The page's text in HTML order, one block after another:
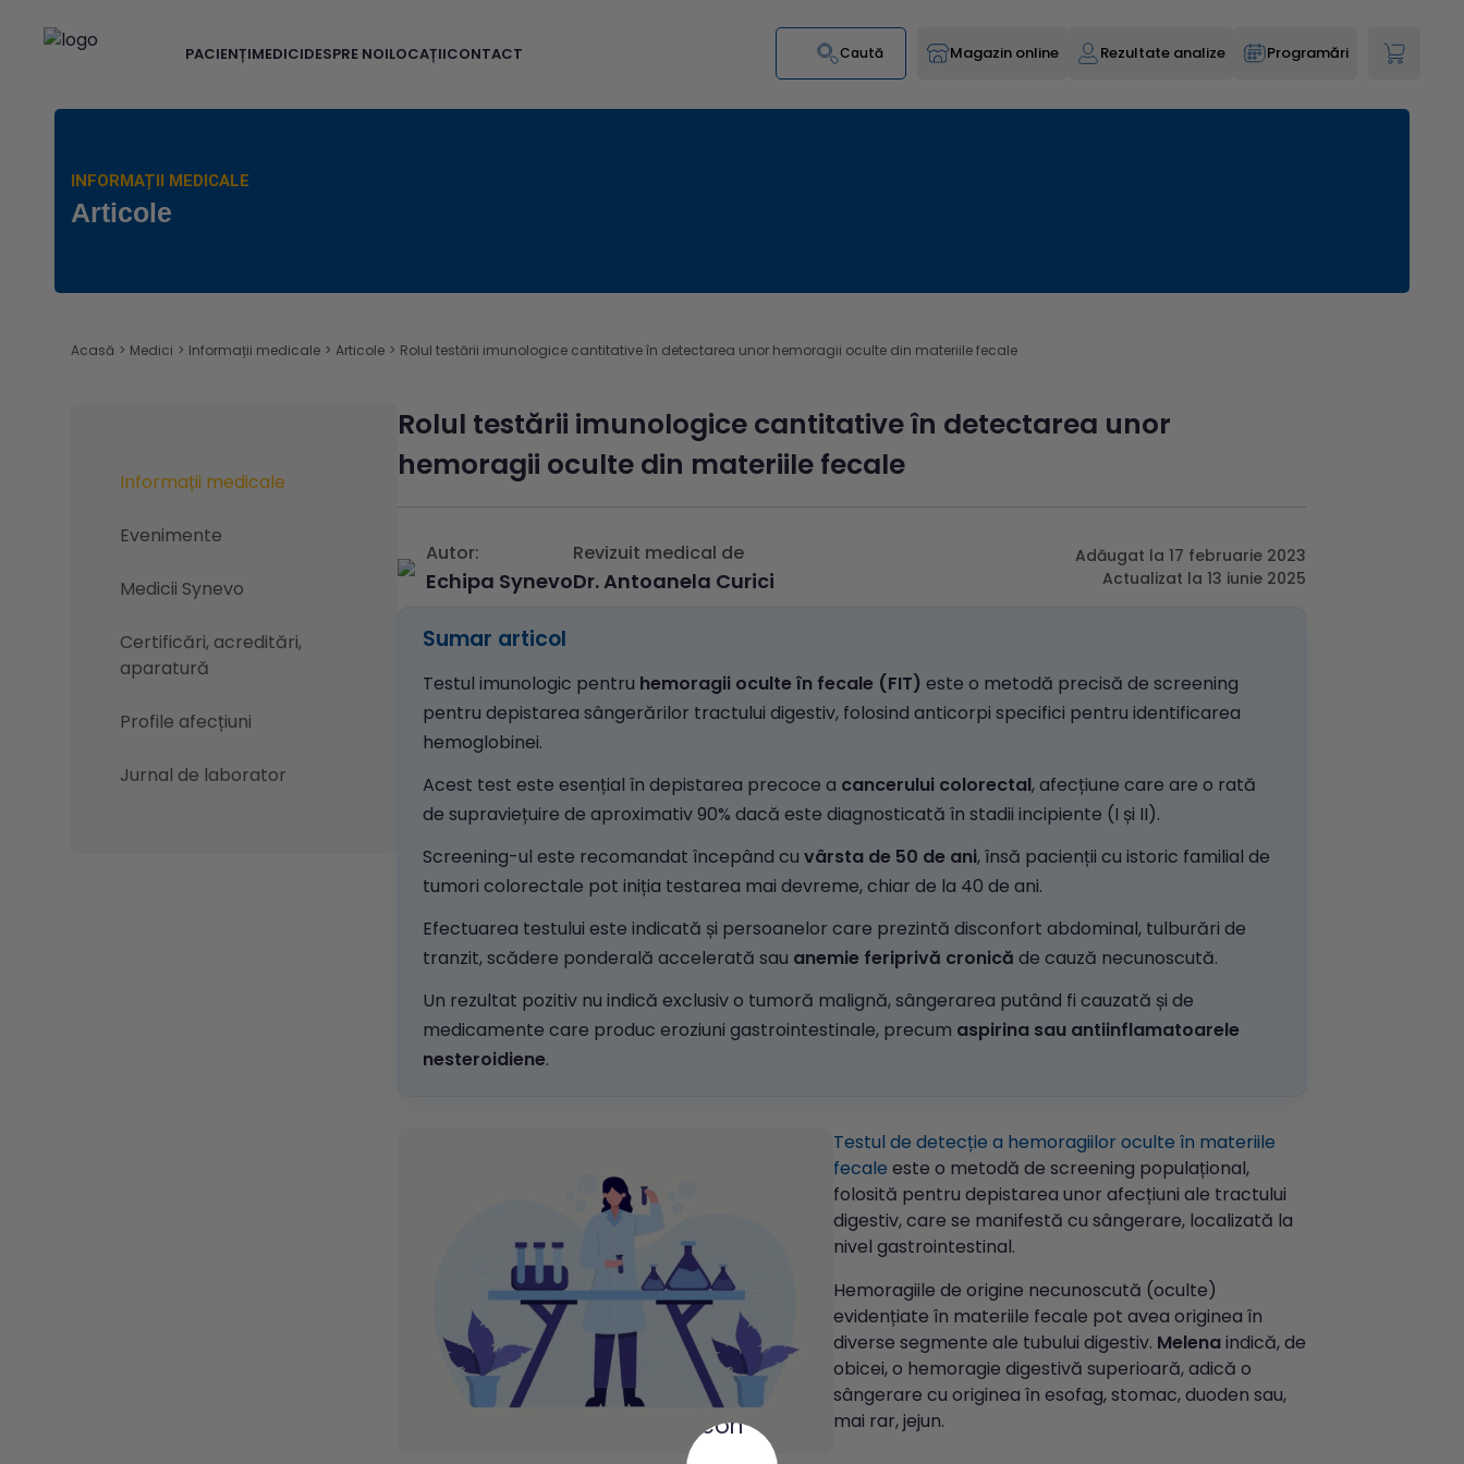
PACIENȚIMEDICIDESPRE NOILOCAȚIICONTACT Caută Magazin online Rezultate analize Programări
INFORMAȚII MEDICALE
Articole
Acasă > Medici > Informații medicale > Articole > Rolul testării imunologice cantitative în detectarea unor hemoragii oculte din materiile fecale
Informații medicale
Evenimente
Medicii Synevo
Certificări, acreditări,
aparatură
Profile afecțiuni
Jurnal de laborator
Rolul testării imunologice cantitative în detectarea unor
hemoragii oculte din materiile fecale
Autor:
Echipa Synevo
Revizuit medical de
Dr. Antoanela Curici
Adăugat la 17 februarie 2023
Actualizat la 13 iunie 2025
Sumar articol
Testul imunologic pentru hemoragii oculte în fecale (FIT) este o metodă precisă de screening
pentru depistarea sângerărilor tractului digestiv, folosind anticorpi specifici pentru identificarea
hemoglobinei.
Acest test este esențial în depistarea precoce a cancerului colorectal, afecțiune care are o rată
de supraviețuire de aproximativ 90% dacă este diagnosticată în stadii incipiente (I și II).
Screening-ul este recomandat începând cu vârsta de 50 de ani, însă pacienții cu istoric familial de
tumori colorectale pot iniția testarea mai devreme, chiar de la 40 de ani.
Efectuarea testului este indicată și persoanelor care prezintă disconfort abdominal, tulburări de
tranzit, scădere ponderală accelerată sau anemie feriprivă cronică de cauză necunoscută.
Un rezultat pozitiv nu indică exclusiv o tumoră malignă, sângerarea putând fi cauzată și de
medicamente care produc eroziuni gastrointestinale, precum aspirina sau antiinflamatoarele
nesteroidiene.
Testul de detecție a hemoragiilor oculte în materiile
fecale este o metodă de screening populațional,
folosită pentru depistarea unor afecțiuni ale tractului
digestiv, care se manifestă cu sângerare, localizată la
nivel gastrointestinal.
Hemoragiile de origine necunoscută (oculte)
evidențiate în materiile fecale pot avea originea în
diverse segmente ale tubului digestiv. Melenaindică, de
obicei, o hemoragie digestivă superioară, adică o
sângerare cu originea în esofag, stomac, duoden sau,
mai rar, jejun.